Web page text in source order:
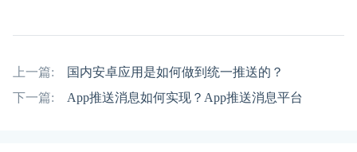
上一篇:
国内安卓应用是如何做到统一推送的？
下一篇:
App推送消息如何实现？App推送消息平台